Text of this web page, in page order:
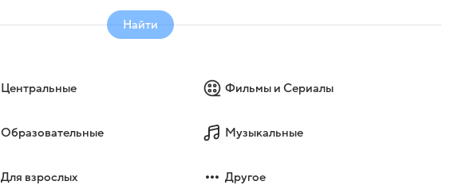
Найти
Центральные Фильмы и Сериалы
Образовательные Музыкальные
Для взрослых Другое